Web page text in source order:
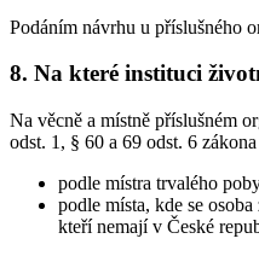
Podáním návrhu u příslušného
8. Na které instituci
Na věcně a místně příslušném
odst. 1, § 60 a 69 odst. 6
podle místra trvalého
podle místa, kde se
kteří nemají v České